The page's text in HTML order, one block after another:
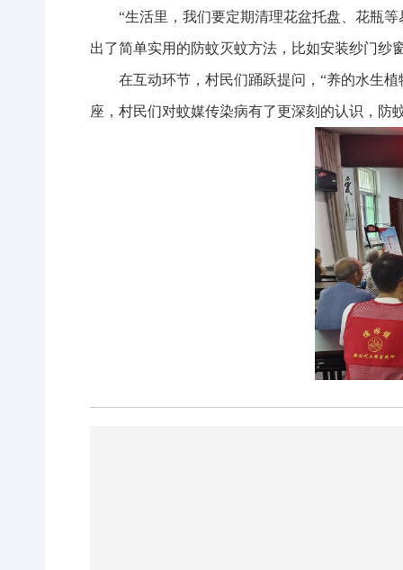
“生活里，我们要定期清理花盆托盘、花瓶
出了简单实用的防蚊灭蚊方法，比如安装纱门纱
在互动环节，村民们踊跃提问，“养的水生
座，村民们对蚊媒传染病有了更深刻的认识，防